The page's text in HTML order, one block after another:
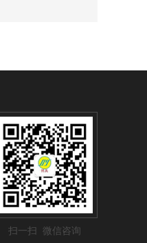
扫一扫 微信咨询